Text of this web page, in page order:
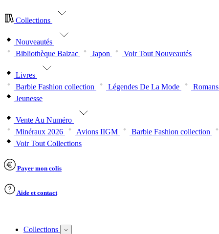
Collections
Nouveautés
Bibliothèque Balzac
Japon Voir Tout Nouveautés
Livres
Barbie Fashion collection
Légendes De La Mode
Jeunesse
Vente Au Numéro
Minéraux 2026
Avions IIGM Barbie Fashion collection
Voir Tout Collections
Payer mon colis
Aide et contact
Collections